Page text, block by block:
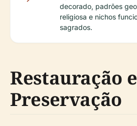
decorado, padrões
religiosa e nichos
sagrados.
Restauração e
Preservação